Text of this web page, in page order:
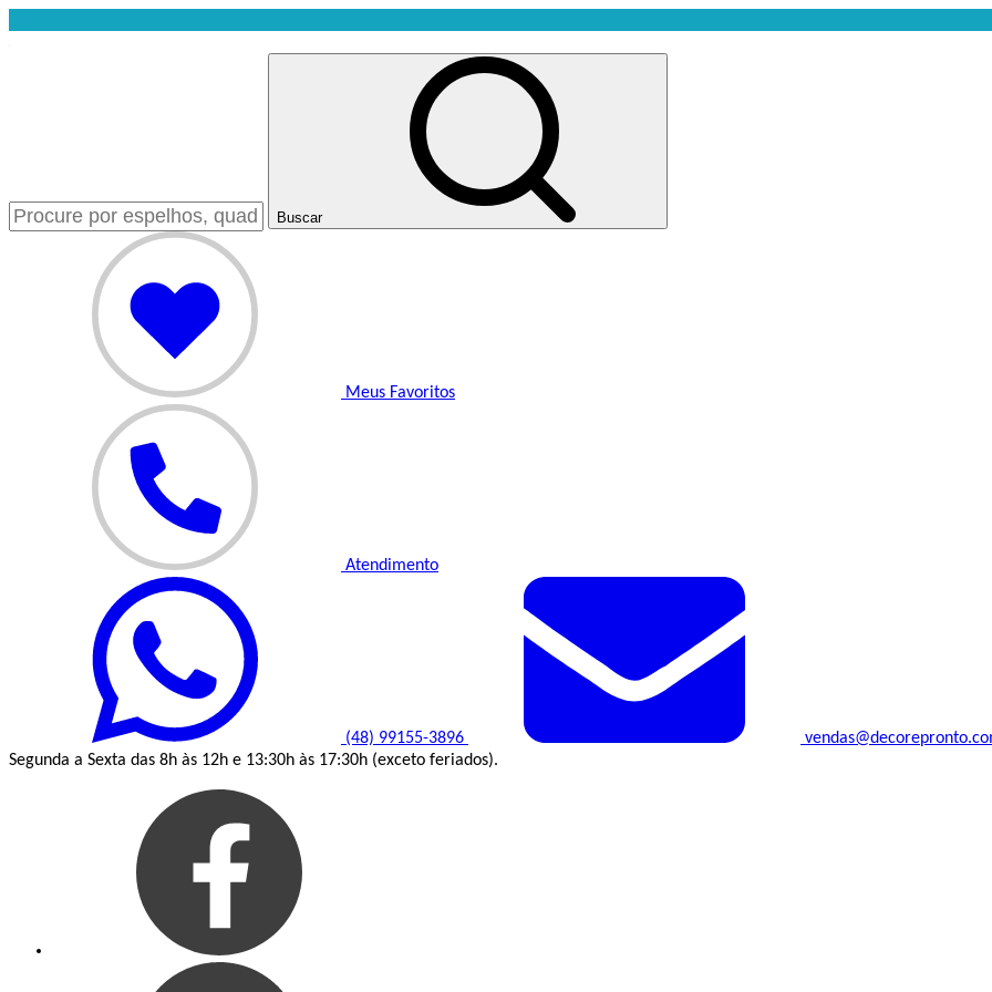
Buscar
Meus Favoritos
Atendimento
(48) 99155-3896
Segunda a Sexta das 8h às 12h e 13:30h às 17:30h (exceto feriados).